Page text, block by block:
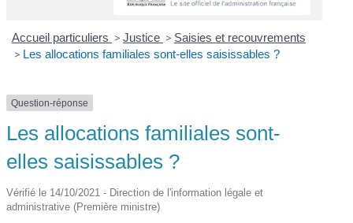
Accueil particuliers > Justice > Saisies et recouvrements
> Les allocations familiales sont-elles saisissables ?
Question-réponse
Les allocations familiales sont-
elles saisissables ?
Vérifié le 14/10/2021 - Direction de l'information légale et
administrative (Première ministre)